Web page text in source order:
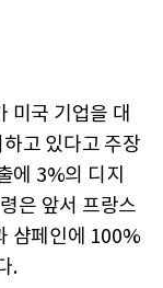
미국 기업을 대
고 있다고 주장
에 3%의 디지
은 앞서 프랑스
샴페인에 100%
.